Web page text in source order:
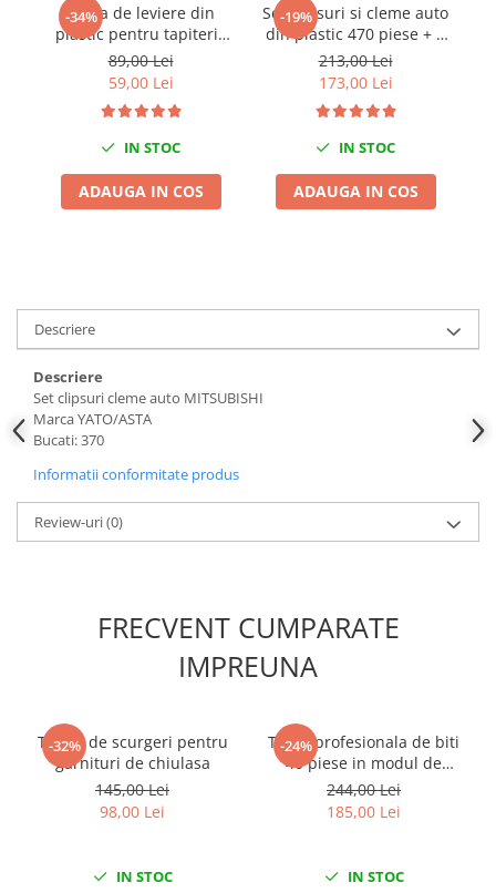
Chei Dinamometrice
Ciocane Dalti si Dornuri
Reparat Filete
Aparate de spalat cu presiune
Masini de polishat
Pistoale aer cald
Pistoale de lipit
Pistoale electrice de impact
Polizoare unghiulare
Rindele
Slefuitoare electrice
Scule fixare distributie
Alfa romeo
Fiat
-34%
Trusa de leviere din
plastic pentru tapiterie
cleme si panouri auto 11
piese
89,00 Lei
59,00 Lei
IN STOC
ADAUGA IN COS
-19%
Set clipsuri si cleme auto
din plastic 470 piese + 5
extractoare pentru
clipsuri
213,00 Lei
173,00 Lei
IN STOC
ADAUGA IN COS
Descriere
Descriere
Set clipsuri cleme auto MITSUBISHI
Marca YATO/ASTA
Bucati: 370
Informatii conformitate produs
Review-uri(0)
FRECVENT CUMPARATE
IMPREUNA
-32%
Tester de scurgeri pentru
garnituri de chiulasa
145,00 Lei
98,00 Lei
IN STOC
-24%
Trusa profesionala de biti
40 piese in modul de
spuma
244,00 Lei
185,00 Lei
IN STOC